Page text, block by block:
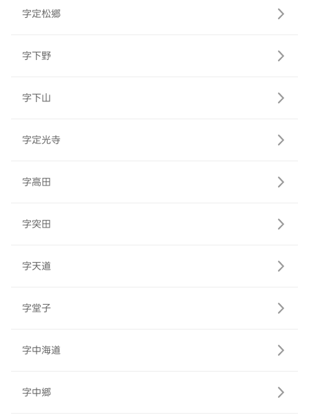
字定松郷
字下野
字下山
字定光寺
字高田
字突田
字天道
字堂子
字中海道
字中郷